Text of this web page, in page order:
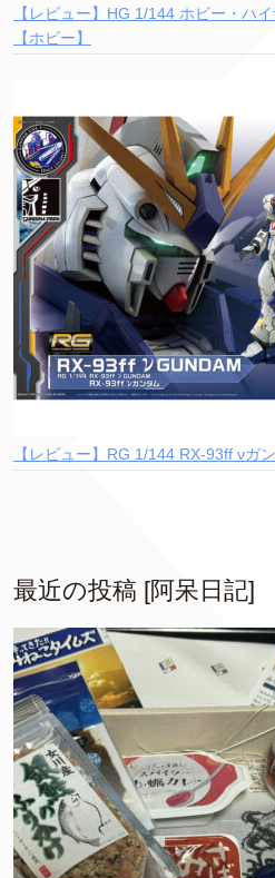
【レビュー】HG 1/144 ホビー・ハ
【ホビー】
【レビュー】RG 1/144 RX-93ff νガ
最近の投稿 [阿呆日記]